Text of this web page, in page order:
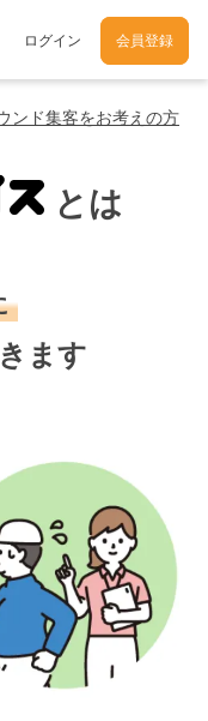
ログイン 会員登録
ンド集客をお考えの方
とは
ます